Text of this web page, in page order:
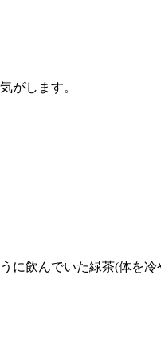
がします。
に飲んでいた緑茶(体を